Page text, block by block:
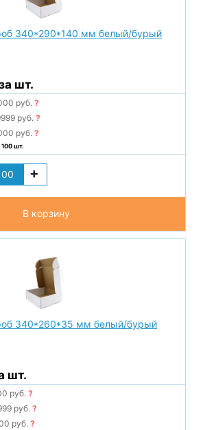
340*290*140 мм белый/бурый
шт.
руб.?
руб.?
руб.?
шт.
+
В корзину
340*260*35 мм белый/бурый
шт.
руб.?
руб.?
руб.?